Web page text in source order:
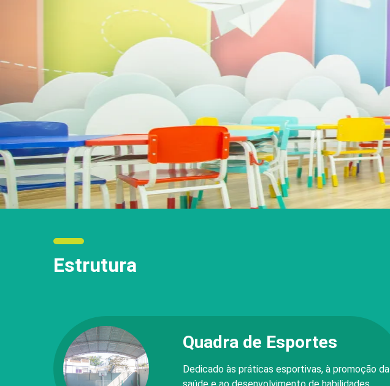
Estrutura
Quadra de Esportes
Dedicado às práticas esportivas, à promoção da
saúde e ao desenvolvimento de habilidades